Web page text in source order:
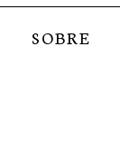
SOBRE